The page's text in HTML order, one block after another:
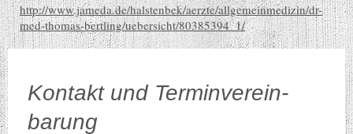
http://www.jameda.de/halstenbek/aerzte/allgemeinmedizin/dr-
med-thomas-bertling/uebersicht/80385394_1/
Kontakt und Terminverein-
barung